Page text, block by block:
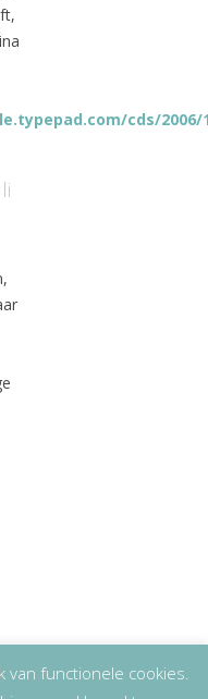
cds/2006/
van functionele cookies.